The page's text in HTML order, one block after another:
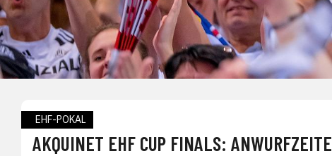
EHF-POKAL
AKQUINET EHF CUP FINALS: